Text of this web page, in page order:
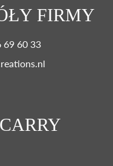
FIRMY
69 60 33